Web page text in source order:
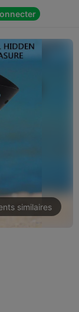
 
similaires